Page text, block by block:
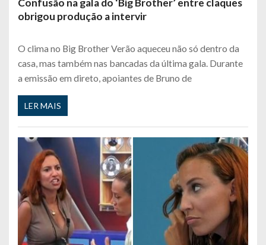
obrigou produção a intervir
O clima no Big Brother Verão aqueceu não só dentro da
casa, mas também nas bancadas da última gala. Durante
a emissão em direto, apoiantes de Bruno de
LER MAIS